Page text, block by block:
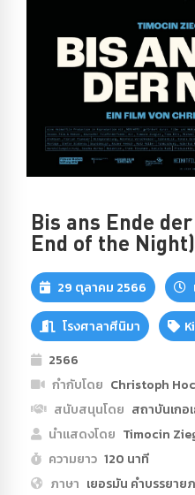
Bis ans Ende
End of the Night)
29 ตุลาคม 2566
โรงศาลาศีนิมา
2566
กำกับโดย Christoph
สนับสนุนโดย สถาบันเกอ
นำแสดงโดย Timocin
ความยาว 120 นาที
ภาษา เยอรมัน คำบรรยา